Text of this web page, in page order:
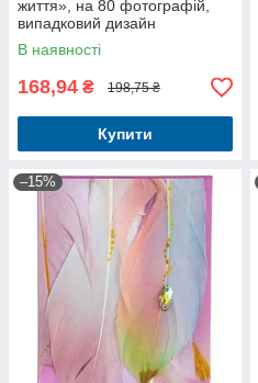
життя», на 80 фотографій,
випадковий дизайн
обкладинки
В наявності
168,94 ₴ 198,75 ₴
Купити
–15%